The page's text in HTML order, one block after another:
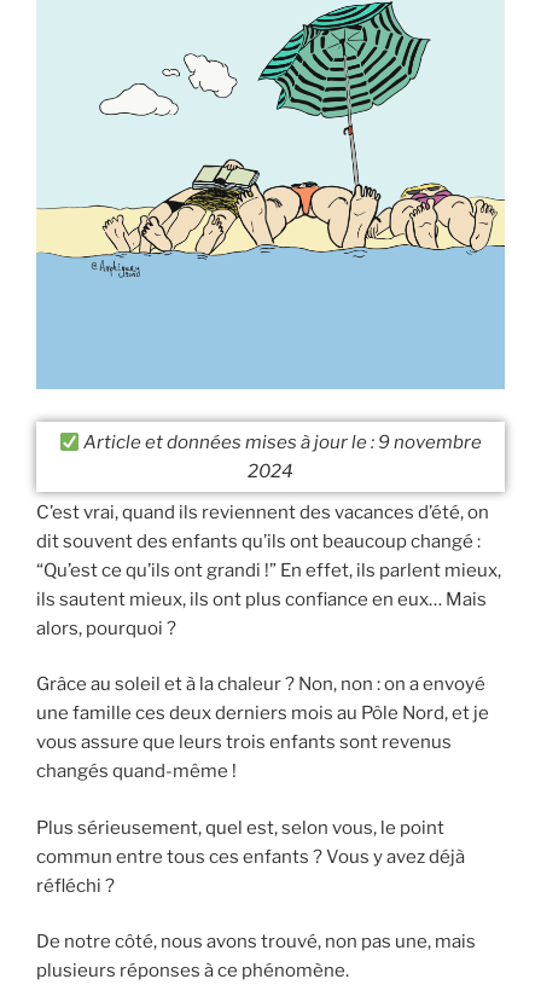
Article et données mises à jour le : 9 novembre
2024
C’est vrai, quand ils reviennent des vacances d’été, on
dit souvent des enfants qu’ils ont beaucoup changé :
“Qu’est ce qu’ils ont grandi !” En effet, ils parlent mieux,
ils sautent mieux, ils ont plus confiance en eux… Mais
alors, pourquoi ?
Grâce au soleil et à la chaleur ? Non, non : on a envoyé
une famille ces deux derniers mois au Pôle Nord, et je
vous assure que leurs trois enfants sont revenus
changés quand-même !
Plus sérieusement, quel est, selon vous, le point
commun entre tous ces enfants ? Vous y avez déjà
réfléchi ?
De notre côté, nous avons trouvé, non pas une, mais
plusieurs réponses à ce phénomène.